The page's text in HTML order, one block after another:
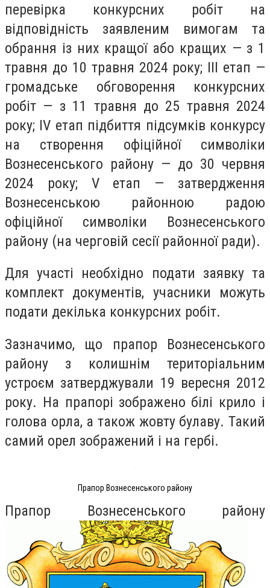
перевірка конкурсних робіт на
відповідність заявленим вимогам та
обрання із них кращої або кращих — з 1
травня до 10 травня 2024 року; III етап —
громадське обговорення конкурсних
робіт — з 11 травня до 25 травня 2024
року; IV етап підбиття підсумків конкурсу
на створення офіційної символіки
Вознесенського району — до 30 червня
2024 року; V етап — затвердження
Вознесенською районною радою
офіційної символіки Вознесенського
району (на черговій сесії районної ради).
Для участі необхідно подати заявку та
комплект документів, учасники можуть
подати декілька конкурсних робіт.
Зазначимо, що прапор Вознесенського
району з колишнім територіальним
устроєм затверджували 19 вересня 2012
року. На прапорі зображено білі крило і
голова орла, а також жовту булаву. Такий
самий орел зображений і на гербі.
Прапор Вознесенського району
Прапор Вознесенського району